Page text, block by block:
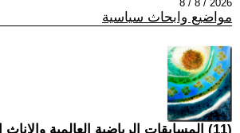
2026 / 8 / 8
مواضيع وابحاث سياسية
(11) المسابقات الرياضية العالمية والإناث المحجبات